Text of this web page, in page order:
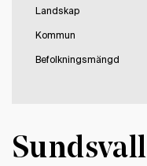
Landskap
Kommun
Befolkningsmängd
Sundsvall